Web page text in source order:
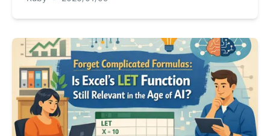
uma IA do Excel pode calcular volumes e áreas
por si, bastando pedir em linguagem natural.